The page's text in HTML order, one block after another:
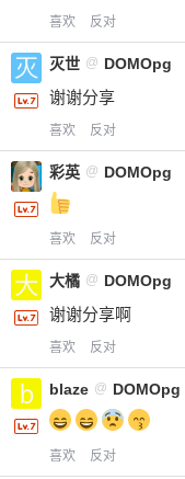
2 元
喜欢 反对
灭世 @ DOMOpg
谢谢分享
喜欢 反对
彩英 @ DOMOpg
喜欢 反对
大橘 @ DOMOpg
谢谢分享啊
喜欢 反对
blaze @ DOMOpg
喜欢 反对